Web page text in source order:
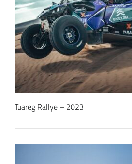
Tuareg Rallye – 2023